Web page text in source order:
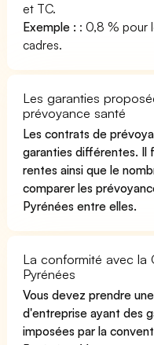
et TC.
Exemple : : 0,8 % pour
cadres.
Les garanties
prévoyance santé
Les contrats de
garanties différentes. Il
rentes ainsi que le
comparer les
Pyrénées entre elles.
La conformité avec la
Pyrénées
Vous devez prendre
d'entreprise ayant des
imposées par la